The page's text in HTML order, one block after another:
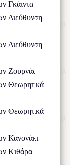
Γκάιντα
Διεύθυνση
Διεύθυνση
Ζουρνάς
Θεωρητικά
Θεωρητικά
Κανονάκι
Κιθάρα